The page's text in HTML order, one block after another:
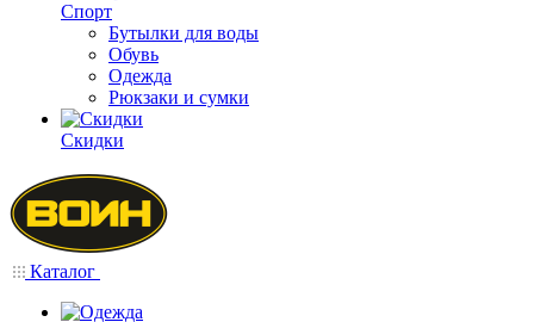
Спорт
Бутылки для воды
Обувь
Одежда
Рюкзаки и сумки
Скидки
Каталог